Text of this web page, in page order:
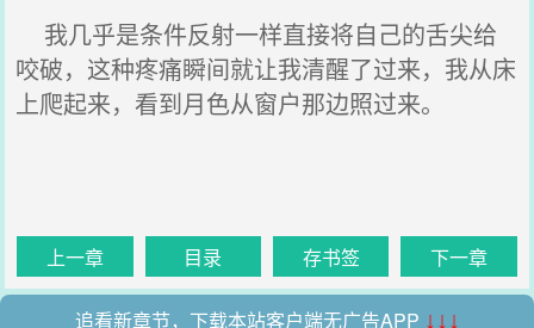
我几乎是条件反射一样直接将自己的舌尖给
咬破，这种疼痛瞬间就让我清醒了过来，我从床
上爬起来，看到月色从窗户那边照过来。
上一章 目录 存书签 下一章
追看新章节，下载本站客户端无广告APP ↓↓↓